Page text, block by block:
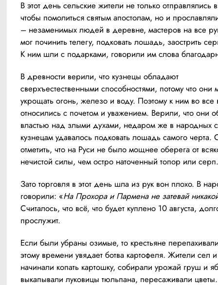
В этот день сельские жители не только отправлялись
чтобы помолиться святым апостолам, но и
– незаменимых людей в деревне, мастеров на все
мог починить телегу, подковать лошадь, заострить
К ним шли с подарками, говорили им слова
В древности верили, что кузнецы обладают
сверхъестественными способностями, потому что они
укрощать огонь, железо и воду. Поэтому к ним во все
относились с почетом и уважением. Верили, что они
властью над злыми духами, недаром же в народных
кузнецам удавалось подковать лошадь самого черта.
отметить, что на Руси не было мощнее оберега от
нечистой силы, чем остро наточенный топор или серп.
Зато торговля в этот день шла из рук вон плохо. В
говорили: «На Прохора и Пармена не затевай
Считалось, что всё, что будет куплено 10 августа,
прослужит.
Если были убраны озимые, то крестьяне
этому времени увядает ботва картофеля. Жители сел
начинали копать картошку, собирали урожай груш и
выкапывали луковицы тюльпана, пересаживали цветы.